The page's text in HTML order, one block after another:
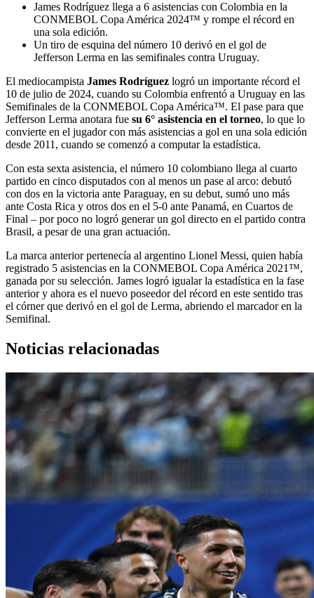
James Rodríguez llega a 6 asistencias con Colombia en la
CONMEBOL Copa América 2024™ y rompe el récord en
una sola edición.
Un tiro de esquina del número 10 derivó en el gol de
Jefferson Lerma en las semifinales contra Uruguay.
El mediocampista James Rodríguez logró un importante récord el
10 de julio de 2024, cuando su Colombia enfrentó a Uruguay en las
Semifinales de la CONMEBOL Copa América™. El pase para que
Jefferson Lerma anotara fue su 6° asistencia en el torneo, lo que lo
convierte en el jugador con más asistencias a gol en una sola edición
desde 2011, cuando se comenzó a computar la estadística.
Con esta sexta asistencia, el número 10 colombiano llega al cuarto
partido en cinco disputados con al menos un pase al arco: debutó
con dos en la victoria ante Paraguay, en su debut, sumó uno más
ante Costa Rica y otros dos en el 5-0 ante Panamá, en Cuartos de
Final – por poco no logró generar un gol directo en el partido contra
Brasil, a pesar de una gran actuación.
La marca anterior pertenecía al argentino Lionel Messi, quien había
registrado 5 asistencias en la CONMEBOL Copa América 2021™,
ganada por su selección. James logró igualar la estadística en la fase
anterior y ahora es el nuevo poseedor del récord en este sentido tras
el córner que derivó en el gol de Lerma, abriendo el marcador en la
Semifinal.
Noticias relacionadas